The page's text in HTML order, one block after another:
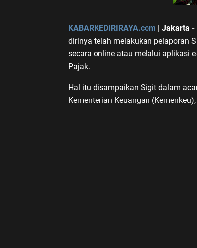
KABARKEDIRIRAYA.com | Jakarta -
dirinya telah melakukan pelaporan
secara online atau melalui aplikasi
Pajak.
Hal itu disampaikan Sigit dalam
Kementerian Keuangan